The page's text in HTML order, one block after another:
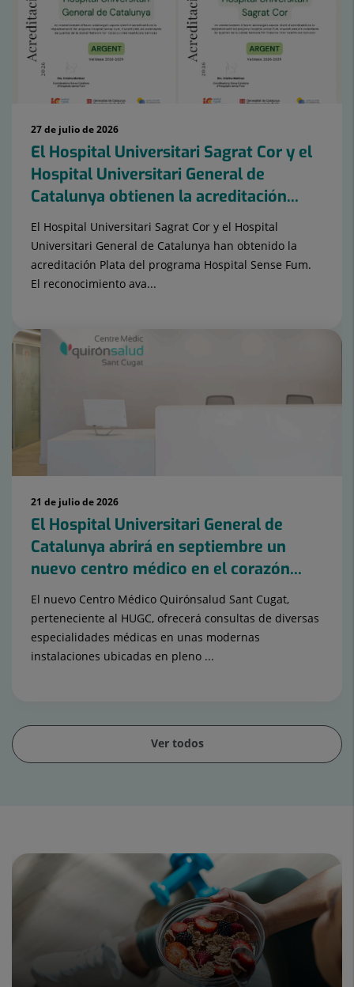
27 de julio de 2026
El Hospital Universitari Sagrat Cor y el
Hospital Universitari General de
Catalunya obtienen la acreditación...
El Hospital Universitari Sagrat Cor y el Hospital
Universitari General de Catalunya han obtenido la
acreditación Plata del programa Hospital Sense Fum.
El reconocimiento ava...
21 de julio de 2026
El Hospital Universitari General de
Catalunya abrirá en septiembre un
nuevo centro médico en el corazón...
El nuevo Centro Médico Quirónsalud Sant Cugat,
perteneciente al HUGC, ofrecerá consultas de diversas
especialidades médicas en unas modernas
instalaciones ubicadas en pleno ...
Ver todos